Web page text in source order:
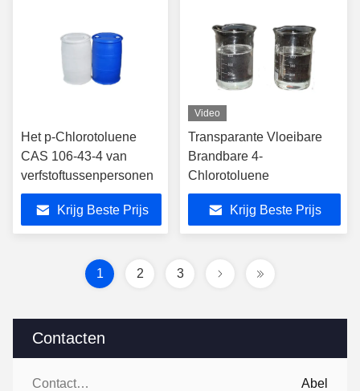
Contacten
Contacten: Abel
Het p-Chlorotoluene
CAS 106-43-4 van
verfstoftussenpersonen
Krijg Beste Prijs
Video
Transparante Vloeibare
Brandbare 4-
Chlorotoluene
Krijg Beste Prijs
1 2 3